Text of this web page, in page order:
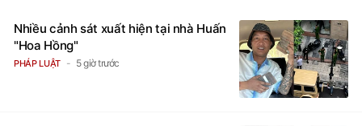
Nhiều cảnh sát xuất hiện tại nhà Huấn
"Hoa Hồng"
PHÁP LUẬT 5 giờ trước